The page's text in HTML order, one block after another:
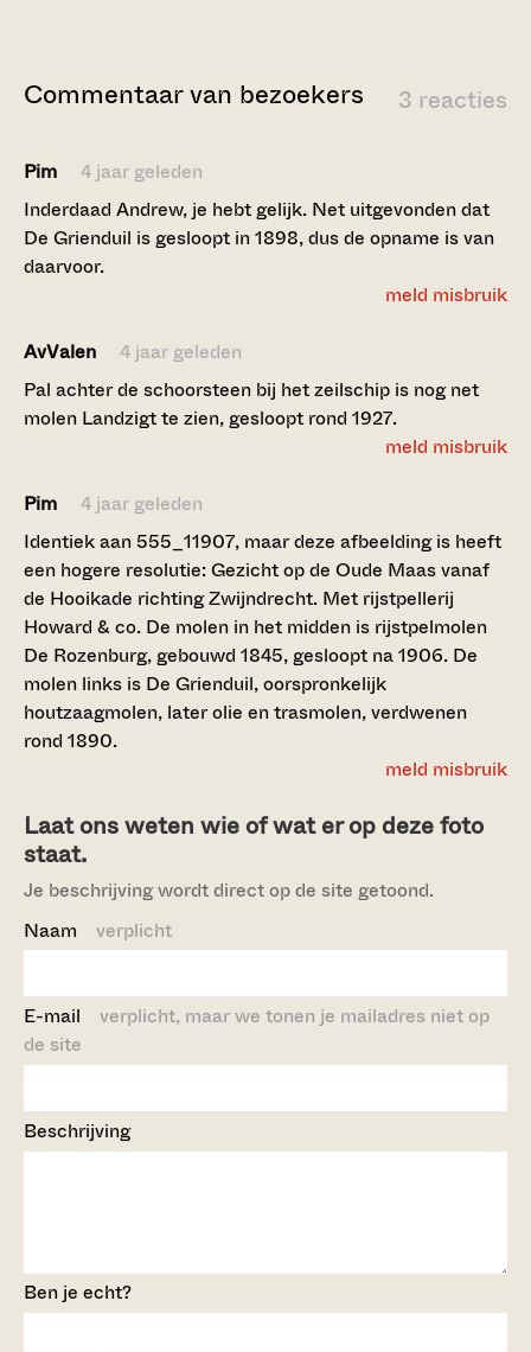
3 reacties
Commentaar van bezoekers
Pim
4 jaar geleden
Inderdaad Andrew, je hebt gelijk. Net uitgevonden dat
De Grienduil is gesloopt in 1898, dus de opname is van
daarvoor.
meld misbruik
AvValen
4 jaar geleden
Pal achter de schoorsteen bij het zeilschip is nog net
molen Landzigt te zien, gesloopt rond 1927.
meld misbruik
Pim
4 jaar geleden
Identiek aan 555_11907, maar deze afbeelding is heeft
een hogere resolutie: Gezicht op de Oude Maas vanaf
de Hooikade richting Zwijndrecht. Met rijstpellerij
Howard & co. De molen in het midden is rijstpelmolen
De Rozenburg, gebouwd 1845, gesloopt na 1906. De
molen links is De Grienduil, oorspronkelijk
houtzaagmolen, later olie en trasmolen, verdwenen
rond 1890.
meld misbruik
Laat ons weten wie of wat er op deze foto
staat.
Je beschrijving wordt direct op de site getoond.
Naam verplicht
E-mail verplicht, maar we tonen je mailadres niet op
de site
Beschrijving
Ben je echt?